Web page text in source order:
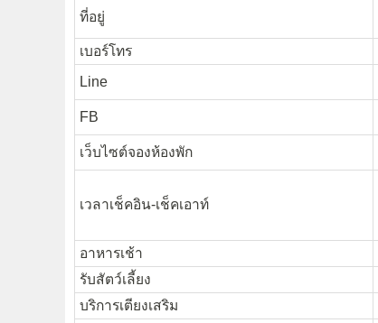
ที่อยู่
เบอร์โทร
Line
FB
เว็บไซต์จองห้องพัก
เวลาเช็คอิน-เช็คเอาท์
อาหารเช้า
รับสัตว์เลี้ยง
บริการเตียงเสริม